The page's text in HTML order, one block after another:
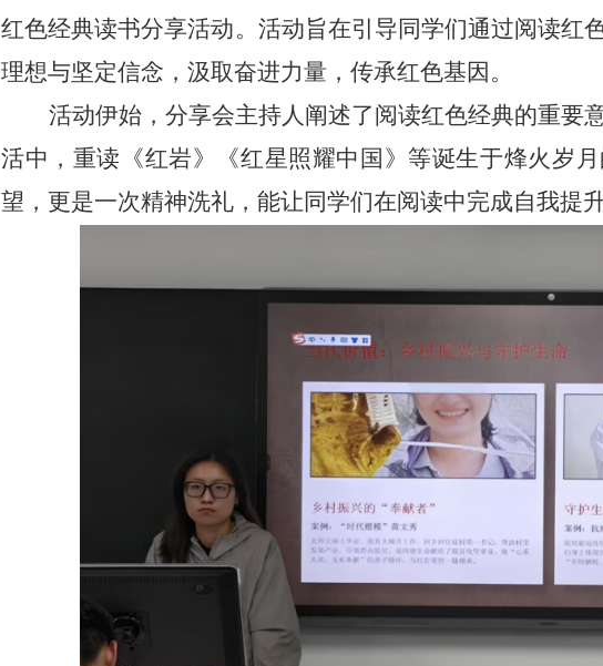
红色经典读书分享活动。活动旨在引导同学们通过阅读红
理想与坚定信念，汲取奋进力量，传承红色基因。
活动伊始，分享会主持人阐述了阅读红色经典的重要
活中，重读《红岩》《红星照耀中国》等诞生于烽火岁
望，更是一次精神洗礼，能让同学们在阅读中完成自我提升